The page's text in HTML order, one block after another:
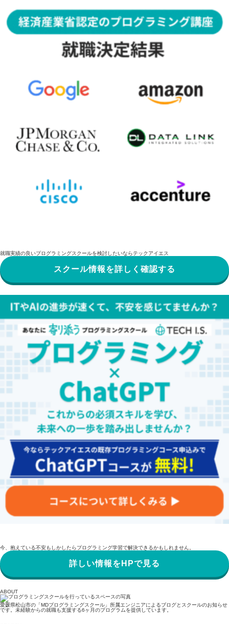
就職実績の良いプログラミングスクールを検討したいならテックアイエス
スクール情報を詳しく確認する
今、抱えている不安もしかしたらプログラミング学習で解決できるかもしれません。
詳しい情報をHPで見る
ABOUT
愛媛県松山市の「MDプログラミングスクール」所属エンジニアによるブログとスクールのお知らせ
です。未経験からの就職も支援する6ヶ月のプログラムを提供しています。